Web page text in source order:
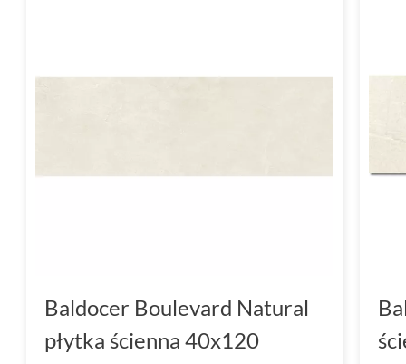
Baldocer Boulevard Natural
płytka ścienna 40x120